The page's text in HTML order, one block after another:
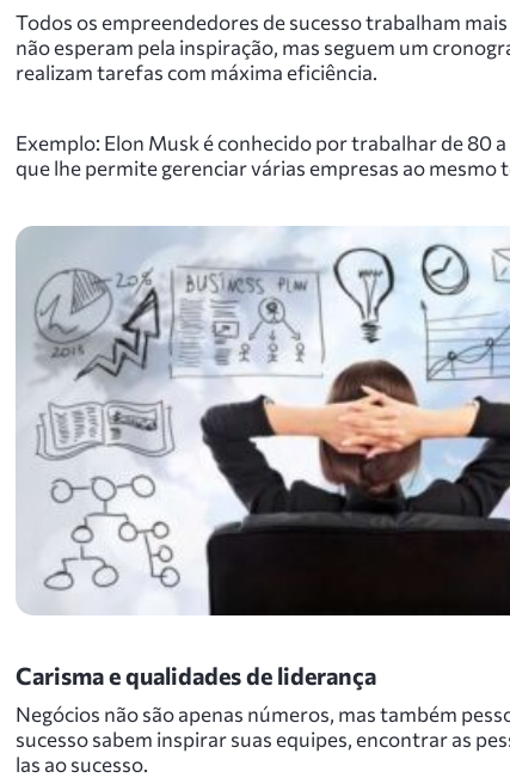
Todos os empreendedores de sucesso trabalham
não esperam pela inspiração, mas seguem um
realizam tarefas com máxima eficiência.
Exemplo: Elon Musk é conhecido por trabalhar de 80
que lhe permite gerenciar várias empresas ao mesmo
Carisma e qualidades de liderança
Negócios não são apenas números, mas também
sucesso sabem inspirar suas equipes, encontrar as
las ao sucesso.